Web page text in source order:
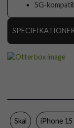
5G-
SPECIFIKATIONER
Färg
Skal iPhone 15